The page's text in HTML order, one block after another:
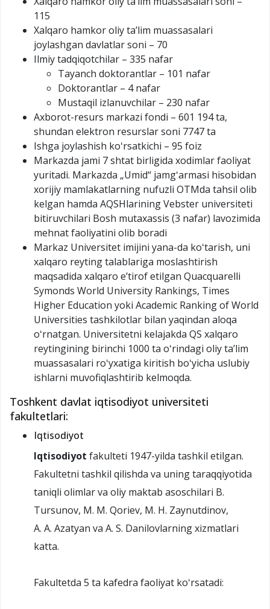
115
Xalqaro hamkor oliy taʼlim muassasalari
joylashgan davlatlar soni – 70
Ilmiy tadqiqotchilar – 335 nafar
Tayanch doktorantlar – 101 nafar
Doktorantlar – 4 nafar
Mustaqil izlanuvchilar – 230 nafar
Axborot-resurs markazi fondi – 601 194 ta,
shundan elektron resurslar soni 7747 ta
Ishga joylashish koʻrsatkichi – 95 foiz
Markazda jami 7 shtat birligida xodimlar faoliyat
yuritadi. Markazda „Umid“ jamgʻarmasi hisobidan
xorijiy mamlakatlarning nufuzli OTMda tahsil olib
kelgan hamda AQSHlarining Vebster universiteti
bitiruvchilari Bosh mutaxassis (3 nafar) lavozimida
mehnat faoliyatini olib boradi
Markaz Universitet imijini yana-da koʻtarish, uni
xalqaro reyting talablariga moslashtirish
maqsadida xalqaro eʼtirof etilgan Quacquarelli
Symonds World University Rankings, Times
Higher Education yoki Academic Ranking of World
Universities tashkilotlar bilan yaqindan aloqa
oʻrnatgan. Universitetni kelajakda QS xalqaro
reytingining birinchi 1000 ta oʻrindagi oliy taʼlim
muassasalari roʻyxatiga kiritish boʻyicha uslubiy
ishlarni muvofiqlashtirib kelmoqda.
Toshkent davlat iqtisodiyot universiteti
fakultetlari:
Iqtisodiyot
Iqtisodiyot fakulteti 1947-yilda tashkil etilgan.
Fakultetni tashkil qilishda va uning taraqqiyotida
taniqli olimlar va oliy maktab asoschilari B.
Tursunov, M. M. Qoriev, M. H. Zaynutdinov,
A. A. Azatyan va A. S. Danilovlarning xizmatlari
katta.
Fakultetda 5 ta kafedra faoliyat koʻrsatadi: